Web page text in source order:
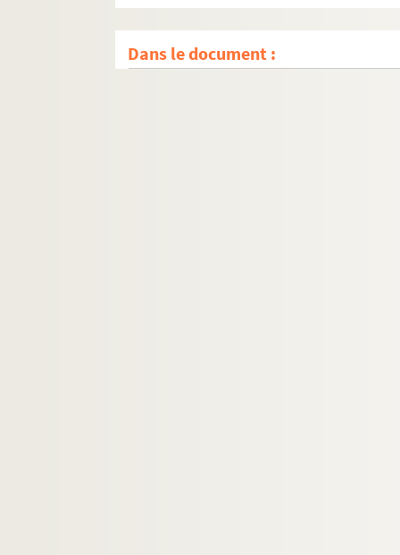
Dans le document :